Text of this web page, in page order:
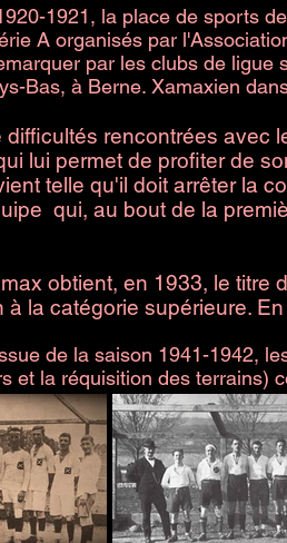
1921, la place de sports
A organisés par
par les clubs de
Bas, à Berne. Xamaxien
rencontrées avec
lui permet de profiter de
telle qu'il doit arrêter la
qui, au bout de la
obtient, en 1933, le
à la catégorie supérieure.
de la saison 1941-1942,
et la réquisition des terrains)